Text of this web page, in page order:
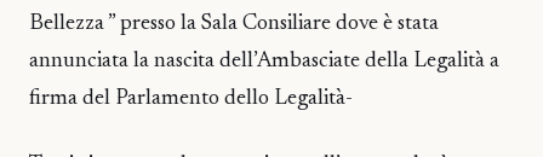
Bellezza ” presso la Sala Consiliare dove è stata
annunciata la nascita dell’Ambasciate della Legalità a
firma del Parlamento dello Legalità-